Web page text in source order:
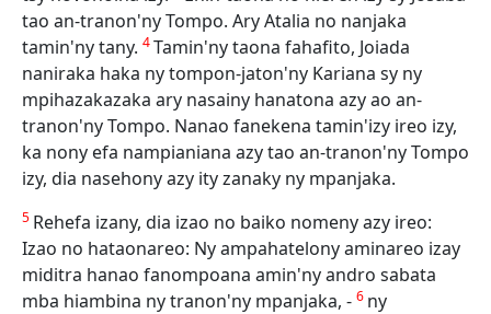
tao an-tranon'ny Tompo. Ary Atalia no nanjaka
tamin'ny tany. 4Tamin'ny taona fahafito, Joiada
naniraka haka ny tompon-jaton'ny Kariana sy ny
mpihazakazaka ary nasainy hanatona azy ao an-
tranon'ny Tompo. Nanao fanekena tamin'izy ireo izy,
ka nony efa nampianiana azy tao an-tranon'ny Tompo
izy, dia nasehony azy ity zanaky ny mpanjaka.
5 Rehefa izany, dia izao no baiko nomeny azy ireo:
Izao no hataonareo: Ny ampahatelony aminareo izay
miditra hanao fanompoana amin'ny andro sabata
mba hiambina ny tranon'ny mpanjaka, - 6 ny